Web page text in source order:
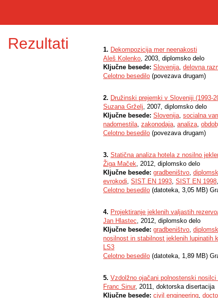
Rezultati 1. Dekompozicija mer neenakosti
Aleš Kolenko, 2003, diplomsko delo
Ključne besede: Slovenija, delovna
Celotno besedilo (povezava drugam)
2. Družinski prejemki v Sloveniji (1993-
Suzana Grželj, 2007, diplomsko delo
Ključne besede: Slovenija, socialna
nadomestila, zakonodaja, analiza,
Celotno besedilo (povezava drugam)
3. Statična analiza hotela z nosilno
Žiga Maček, 2012, diplomsko delo
Ključne besede: gradbeništvo,
evrokodi, SIST EN 1993, SIST EN 1998
Celotno besedilo (datoteka, 3,05 MB)
4. Projektiranje jeklenih valjastih
Jan Hlastec, 2012, diplomsko delo
Ključne besede: gradbeništvo,
nosilnost in stabilnost jeklenih lupinatih
LS3
Celotno besedilo (datoteka, 1,89 MB)
5. Vzdolžno ojačani polnostenski
Franc Sinur, 2011, doktorska disertacija
Ključne besede: civil engineering,